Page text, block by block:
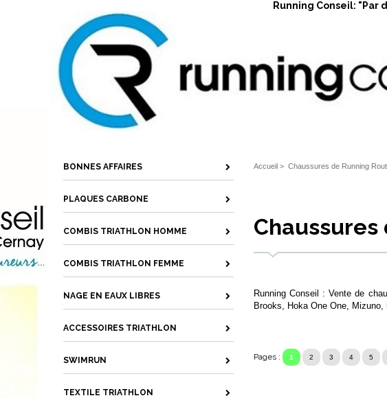
Running Conseil: "Par
BONNES AFFAIRES
PLAQUES CARBONE
COMBIS TRIATHLON HOMME
COMBIS TRIATHLON FEMME
NAGE EN EAUX LIBRES
ACCESSOIRES TRIATHLON
SWIMRUN
TEXTILE TRIATHLON
Accueil> Chaussures de Running
Running Conseil : Vente de
Brooks, Hoka One One,
Pages : 1 2 3 4 5